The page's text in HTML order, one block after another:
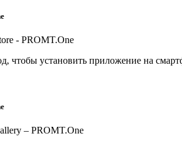
чтобы установить приложение на